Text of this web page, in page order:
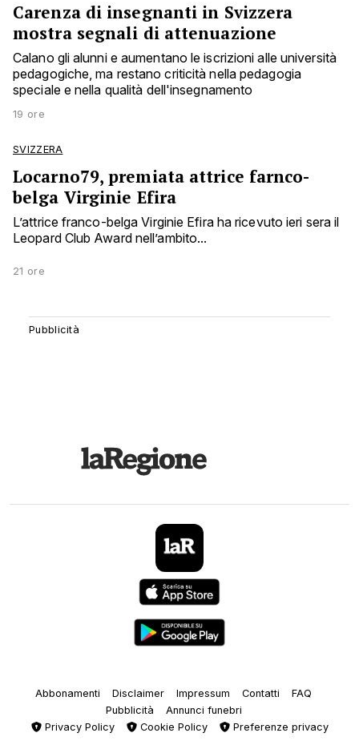
Carenza di insegnanti in Svizzera
mostra segnali di attenuazione
Calano gli alunni e aumentano le iscrizioni alle università
pedagogiche, ma restano criticità nella pedagogia
speciale e nella qualità dell'insegnamento
19 ore
SVIZZERA
Locarno79, premiata attrice farnco-
belga Virginie Efira
L’attrice franco-belga Virginie Efira ha ricevuto ieri sera il
Leopard Club Award nell’ambito...
21 ore
Abbonamenti Disclaimer Impressum Contatti
FAQ
Pubblicità
Annunci funebri
Privacy Policy
Cookie Policy Preferenze privacy